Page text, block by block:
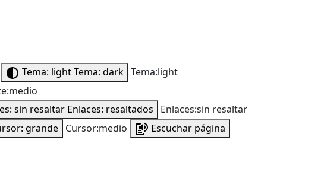
Tema: lightTema: dark Tema:light
sin resaltar Enlaces: resaltados
Enlaces:sin resaltar
grande Cursor:medio
Escuchar página